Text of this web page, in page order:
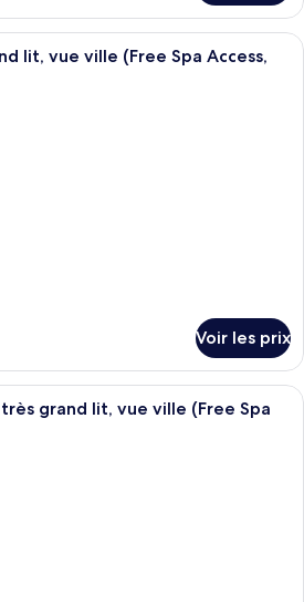
Une chambre d’hôtel moderne
lit, vue ville (Free Spa Access,
Voir les prix
Une chambre d’hôtel moderne
grand lit, vue ville (Free Spa